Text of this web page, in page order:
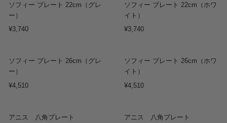
ソフィー プレート 22cm（グレ
ー）
¥3,740
ソフィー プレート 22cm（ホワ
イト）
¥3,740
ソフィー プレート 26cm（グレ
ー）
¥4,510
ソフィー プレート 26cm（ホワ
イト）
¥4,510
Sold out
アニス 八角プレート
アニス 八角プレート